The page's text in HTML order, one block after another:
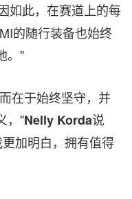
如此，在赛道上的每
的随行装备也始终
。"
在于始终坚守，并
，"Nelly Korda说
加明白，拥有值得